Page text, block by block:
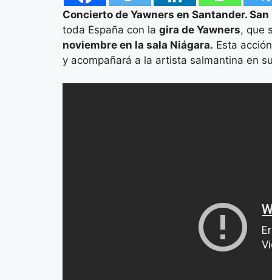
Concierto de Yawners en Santander.
toda España con la gira de Yawners, que
noviembre en la sala Niágara. Esta
y acompañará a la artista salmantina en